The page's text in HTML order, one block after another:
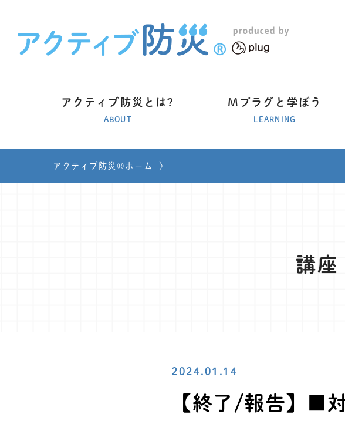
アクティブ防災とは?
ABOUT
Mプラグと学ぼう
LEARNING
アクティブ防災®ホーム 〉
講座
2024.01.14
【終了/報告】■